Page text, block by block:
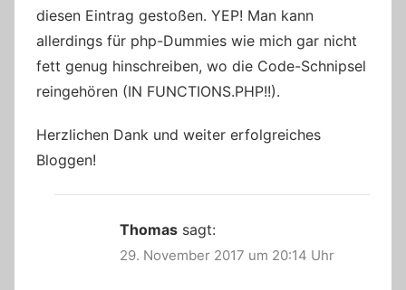
diesen Eintrag gestoßen. YEP! Man kann
allerdings für php-Dummies wie mich gar nicht
fett genug hinschreiben, wo die Code-Schnipsel
reingehören (IN FUNCTIONS.PHP!!).
Herzlichen Dank und weiter erfolgreiches
Bloggen!
Thomas sagt:
29. November 2017 um 20:14 Uhr